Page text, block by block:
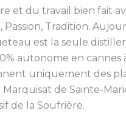
et du travail bien fait
Tradition.
est la seule
autonome en cannes
uniquement des
de Sainte-
de la Soufrière.